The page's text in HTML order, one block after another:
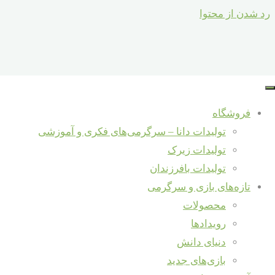
رد شدن از محتوا
فروشگاه
تولیدات دانا – سرگرمی‌های فکری و آموزشی
تولیدات زیرک
تولیدات بافرزندان
تازه‌های بازی و سرگرمی
محصولات
رویدادها
دنیای دانش
بازی‌های جدید